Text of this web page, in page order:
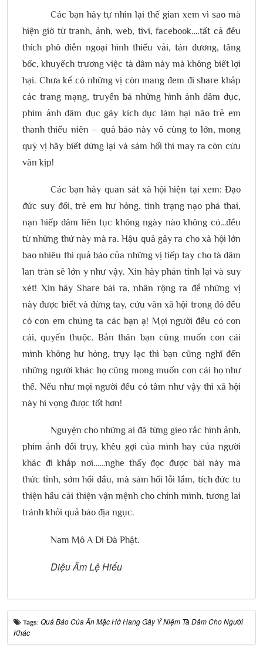
Các bạn hãy tự nhìn lại thế gian xem vì sao mà
hiện giờ từ tranh, ảnh, web, tivi, facebook….tất cả đều
thích phô diễn ngoại hình thiếu vải, tán dương, tâng
bốc, khuyếch trương việc tà dâm này mà không biết lợi
hại. Chưa kể có những vị còn mang đem đi share khắp
các trang mạng, truyền bá những hình ảnh dâm dục,
phim ảnh dâm dục gây kích dục làm hại não trẻ em
thanh thiếu niên – quả báo này vô cùng to lớn, mong
quý vị hãy biết dừng lại và sám hối thì may ra còn cứu
vãn kịp!
Các bạn hãy quan sát xã hội hiện tại xem: Đạo
đức suy đồi, trẻ em hư hỏng, tình trạng nạo phá thai,
nạn hiếp dâm liên tục không ngày nào không có…đều
từ những thứ này mà ra. Hậu quả gây ra cho xã hội lớn
bao nhiêu thì quả báo của những vị tiếp tay cho tà dâm
lan tràn sẽ lớn y như vậy. Xin hãy phản tỉnh lại và suy
xét! Xin hãy Share bài ra, nhân rộng ra để những vị
này được biết và dừng tay, cứu vãn xã hội trong đó đều
có con em chúng ta các bạn ạ! Mọi người đều có con
cái, quyến thuộc. Bản thân bạn cũng muốn con cái
mình không hư hỏng, trụy lạc thì bạn cũng nghĩ đến
những người khác họ cũng mong muốn con cái họ như
thế. Nếu như mọi người đều có tâm như vậy thì xã hội
này hi vọng được tốt hơn!
Nguyện cho những ai đã từng gieo rắc hình ảnh,
phim ảnh đồi trụy, khêu gợi của mình hay của người
khác đi khắp nơi……nghe thấy đọc được bài này mà
thức tỉnh, sớm hồi đầu, mà sám hối lỗi lầm, tích đức tu
thiện hầu cải thiện vận mệnh cho chính mình, tương lai
tránh khỏi quả báo địa ngục.
Nam Mô A Di Đà Phật.
Diệu Âm Lệ Hiếu
Tags: Quả Báo Của Ăn Mặc Hở Hang Gây Ý Niệm Tà Dâm Cho Người
Khác